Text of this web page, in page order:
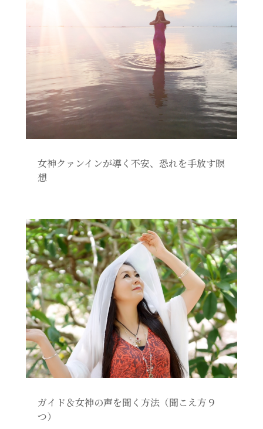
女神クァンインが導く不安、恐れを手放す瞑
想
ガイド＆女神の声を聞く方法（聞こえ方９
つ）